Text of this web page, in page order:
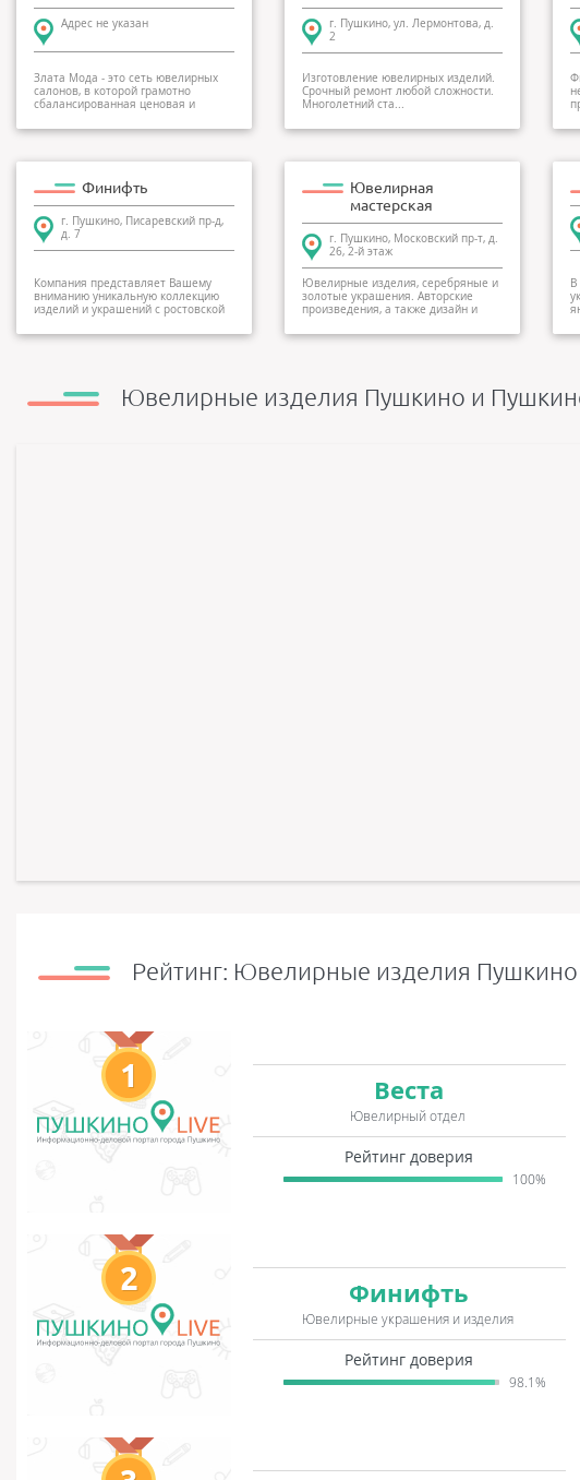
Адрес не указан
Злата Мода - это сеть ювелирных
салонов, в которой грамотно
сбалансированная ценовая и
г. Пушкино, ул. Лермонтова, д.
2
Изготовление ювелирных изделий.
Срочный ремонт любой сложности.
Многолетний ста...
Финифть
г. Пушкино, Писаревский пр-д,
д. 7
Компания представляет Вашему
вниманию уникальную коллекцию
изделий и украшений с ростовской
Ювелирная
мастерская
г. Пушкино, Московский пр-т, д.
26, 2-й этаж
Ювелирные изделия, серебряные и
золотые украшения. Авторские
произведения, а также дизайн и
В
Ювелирные изделия Пушкино и
Рейтинг: Ювелирные изделия
1 Веста
Ювелирный отдел
Рейтинг доверия
100%
2 Финифть
Ювелирные украшения и изделия
Рейтинг доверия
98.1%